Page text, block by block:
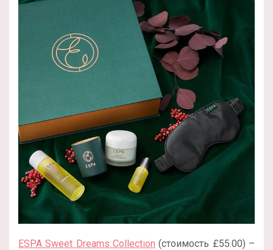
ESPA Sweet Dreams Collection (стоимость £55.00) –